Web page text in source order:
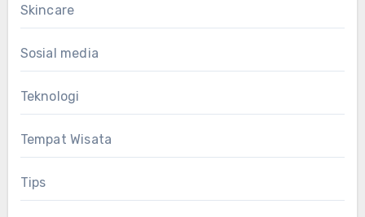
Skincare
Sosial media
Teknologi
Tempat Wisata
Tips